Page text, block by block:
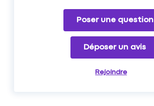
Poser une question
Déposer un avis
Rejoindre